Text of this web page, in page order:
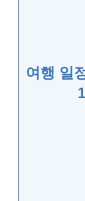
여행 일